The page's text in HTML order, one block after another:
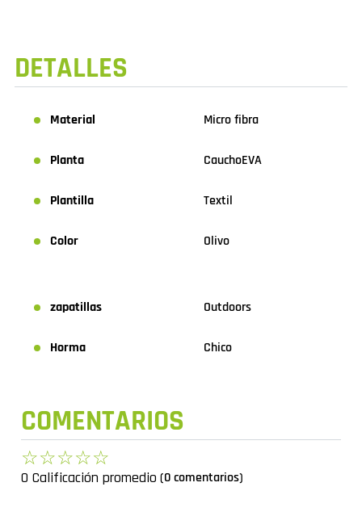
este modelo cuenta con
recomiendasolicitar 2 tallas más de la que utiliza
Los botinesKAIDA
son la elección perfecta para quienes
cualquier aventura o actividad diaria.
DETALLES
Material Micro fibra
Planta CauchoEVA
Plantilla Textil
Color Olivo
zapatillas Outdoors
Horma Chico
COMENTARIOS
☆☆☆☆☆
0 Calificación promedio (0 comentarios)